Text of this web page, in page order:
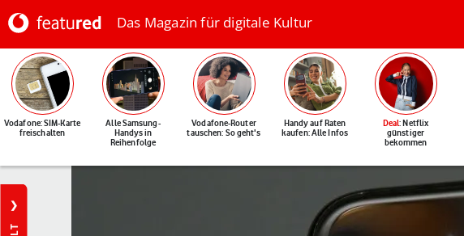
Das Magazin für digitale Kultur
Vodafone: SIM-Karte
freischalten
Alle Samsung-
Handys in
Reihenfolge
Vodafone-Router
tauschen: So geht's
Handy auf Raten
kaufen: Alle Infos
Deal: Netflix
günstiger
bekommen